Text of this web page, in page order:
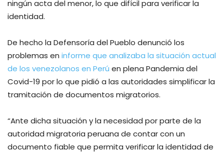
ningún acta del menor, lo que difícil para verificar la
identidad.
De hecho la Defensoría del Pueblo denunció los
problemas en informe que analizaba la situación actual
de los venezolanos en Perú en plena Pandemia del
Covid-19 por lo que pidió a las autoridades simplificar la
tramitación de documentos migratorios.
“Ante dicha situación y la necesidad por parte de la
autoridad migratoria peruana de contar con un
documento fiable que permita verificar la identidad de